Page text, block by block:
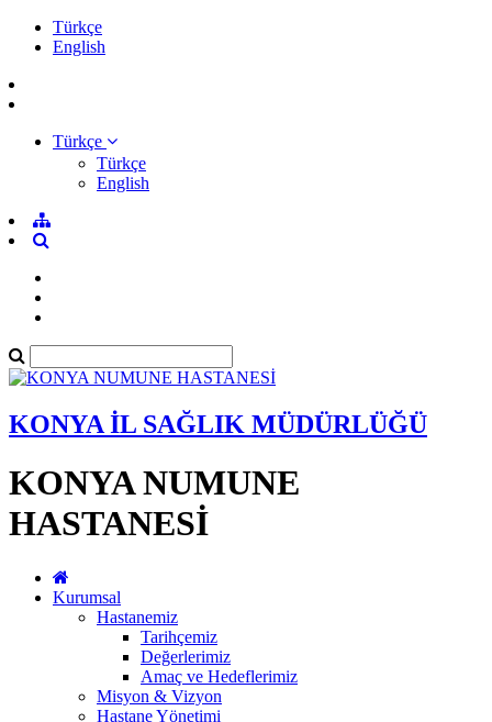
Türkçe
English
Türkçe
Türkçe
English
KONYA İL SAĞLIK MÜDÜRLÜĞÜ
KONYA NUMUNE
HASTANESİ
Kurumsal
Hastanemiz
Tarihçemiz
Değerlerimiz
Amaç ve Hedeflerimiz
Misyon & Vizyon
Hastane Yönetimi